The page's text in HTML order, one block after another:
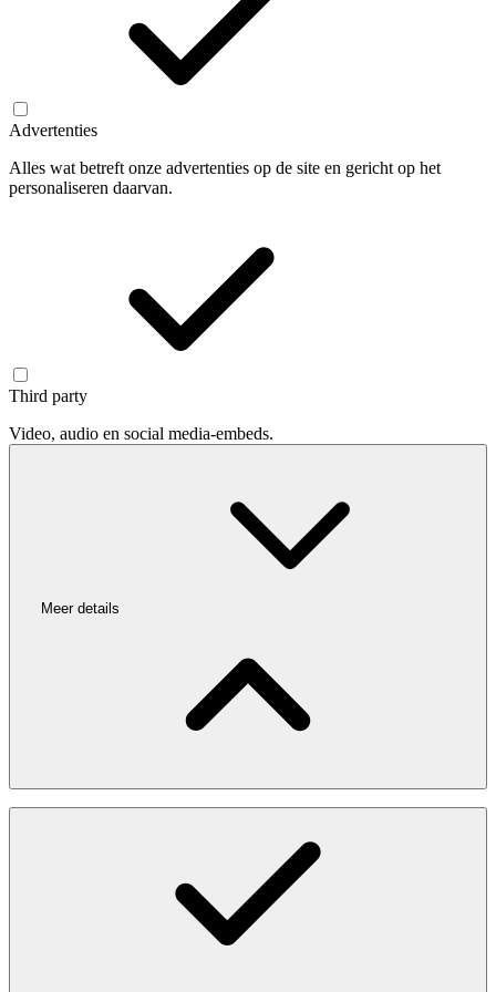
Advertenties
Alles wat betreft onze advertenties op de site en gericht op het
personaliseren daarvan.
Third party
Video, audio en social media-embeds.
Meer details